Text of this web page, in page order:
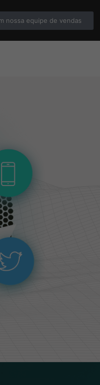
nossa equipe de vendas